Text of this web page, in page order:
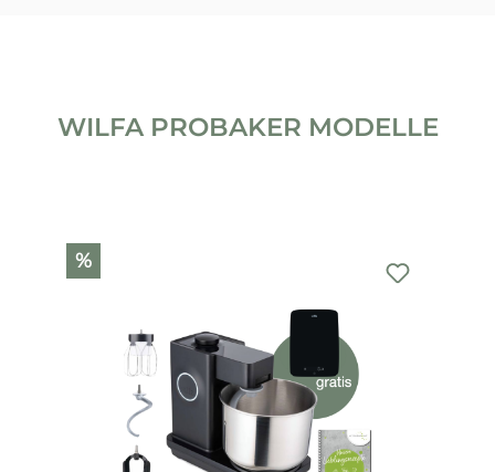
WILFA PROBAKER MODELLE
Produktgalerie überspringen
%